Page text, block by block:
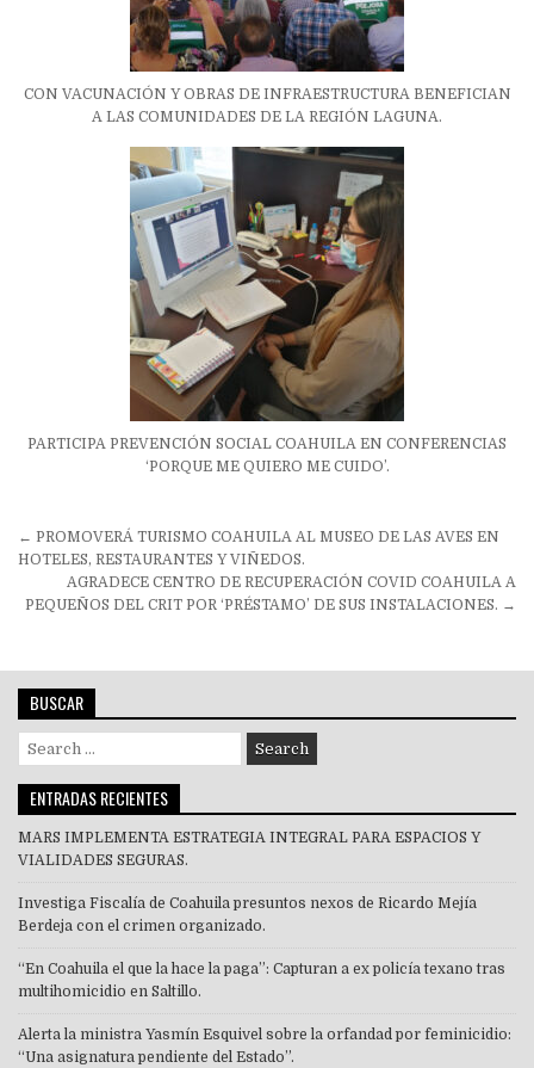
CON VACUNACIÓN Y OBRAS DE INFRAESTRUCTURA BENEFICIAN
A LAS COMUNIDADES DE LA REGIÓN LAGUNA.
PARTICIPA PREVENCIÓN SOCIAL COAHUILA EN CONFERENCIAS
‘PORQUE ME QUIERO ME CUIDO’.
Navegación
de
entradas
← PROMOVERÁ TURISMO COAHUILA AL MUSEO DE LAS AVES EN
HOTELES, RESTAURANTES Y VIÑEDOS.
AGRADECE CENTRO DE RECUPERACIÓN COVID COAHUILA A
PEQUEÑOS DEL CRIT POR ‘PRÉSTAMO’ DE SUS INSTALACIONES. →
BUSCAR
Search
for:
ENTRADAS RECIENTES
MARS IMPLEMENTA ESTRATEGIA INTEGRAL PARA ESPACIOS Y
VIALIDADES SEGURAS.
Investiga Fiscalía de Coahuila presuntos nexos de Ricardo Mejía
Berdeja con el crimen organizado.
“En Coahuila el que la hace la paga”: Capturan a ex policía texano tras
multihomicidio en Saltillo.
Alerta la ministra Yasmín Esquivel sobre la orfandad por feminicidio:
“Una asignatura pendiente del Estado”.